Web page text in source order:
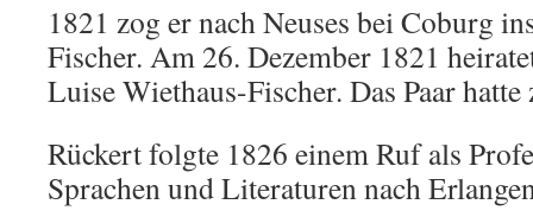
1821 zog er nach Neuses bei Coburg
Fischer. Am 26. Dezember 1821
Luise Wiethaus-Fischer. Das Paar
Rückert folgte 1826 einem Ruf als
Sprachen und Literaturen nach